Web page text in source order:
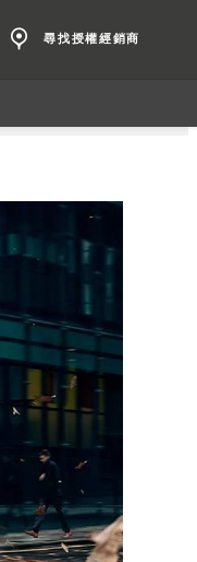
尋找授權經銷商